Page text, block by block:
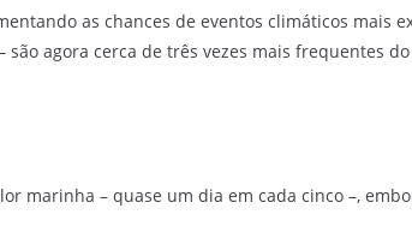
as chances de eventos climáticos mais
agora cerca de três vezes mais frequentes
marinha – quase um dia em cada cinco –,